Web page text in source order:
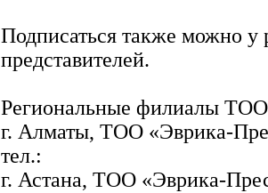
Подписаться также можно у
представителей.
Региональные филиалы
г. Алматы, ТОО «Эврика-
тел.:
г. Астана, ТОО «Эврика-